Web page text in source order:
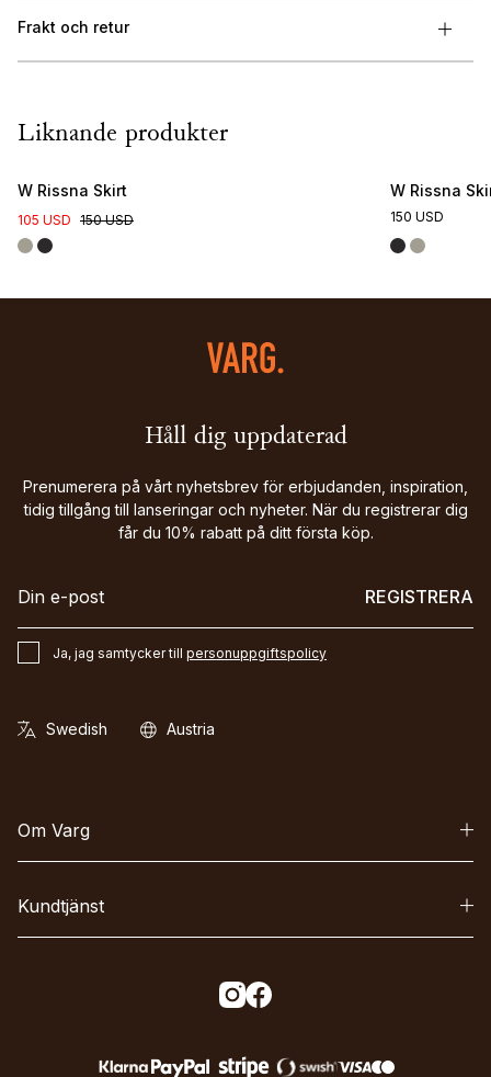
Frakt och retur
Liknande produkter
W Rissna Skirt
105 USD 150 USD
W Rissna
150 USD
Håll dig uppdaterad
Prenumerera på vårt nyhetsbrev för erbjudanden, inspiration,
tidig tillgång till lanseringar och nyheter. När du registrerar dig
får du 10% rabatt på ditt första köp.
REGISTRERA
Ja, jag samtycker till personuppgiftspolicy
Om Varg
Kundtjänst